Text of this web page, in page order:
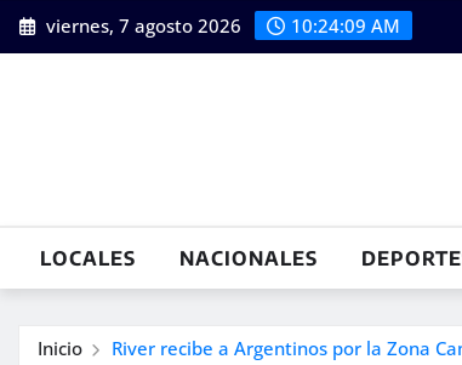
Saltar
al
viernes, 7 agosto 2026 10:24:11 AM
LOCALES NACIONALES
Inicio River recibe a Argentinos por la Zona